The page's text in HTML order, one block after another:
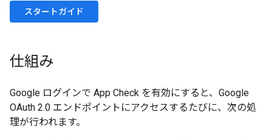
スタートガイド
仕組み
Google ログインで App Check を有効にすると、Google
OAuth 2.0 エンドポイントにアクセスするたびに、次の処
理が行われます。